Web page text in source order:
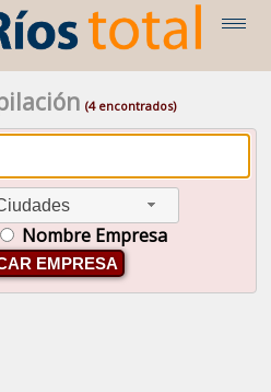
(4 encontrados)
Nombre Empresa
EMPRESA